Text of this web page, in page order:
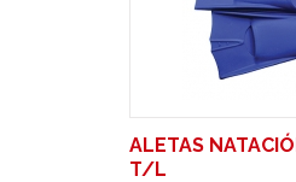
ALETAS
T/L